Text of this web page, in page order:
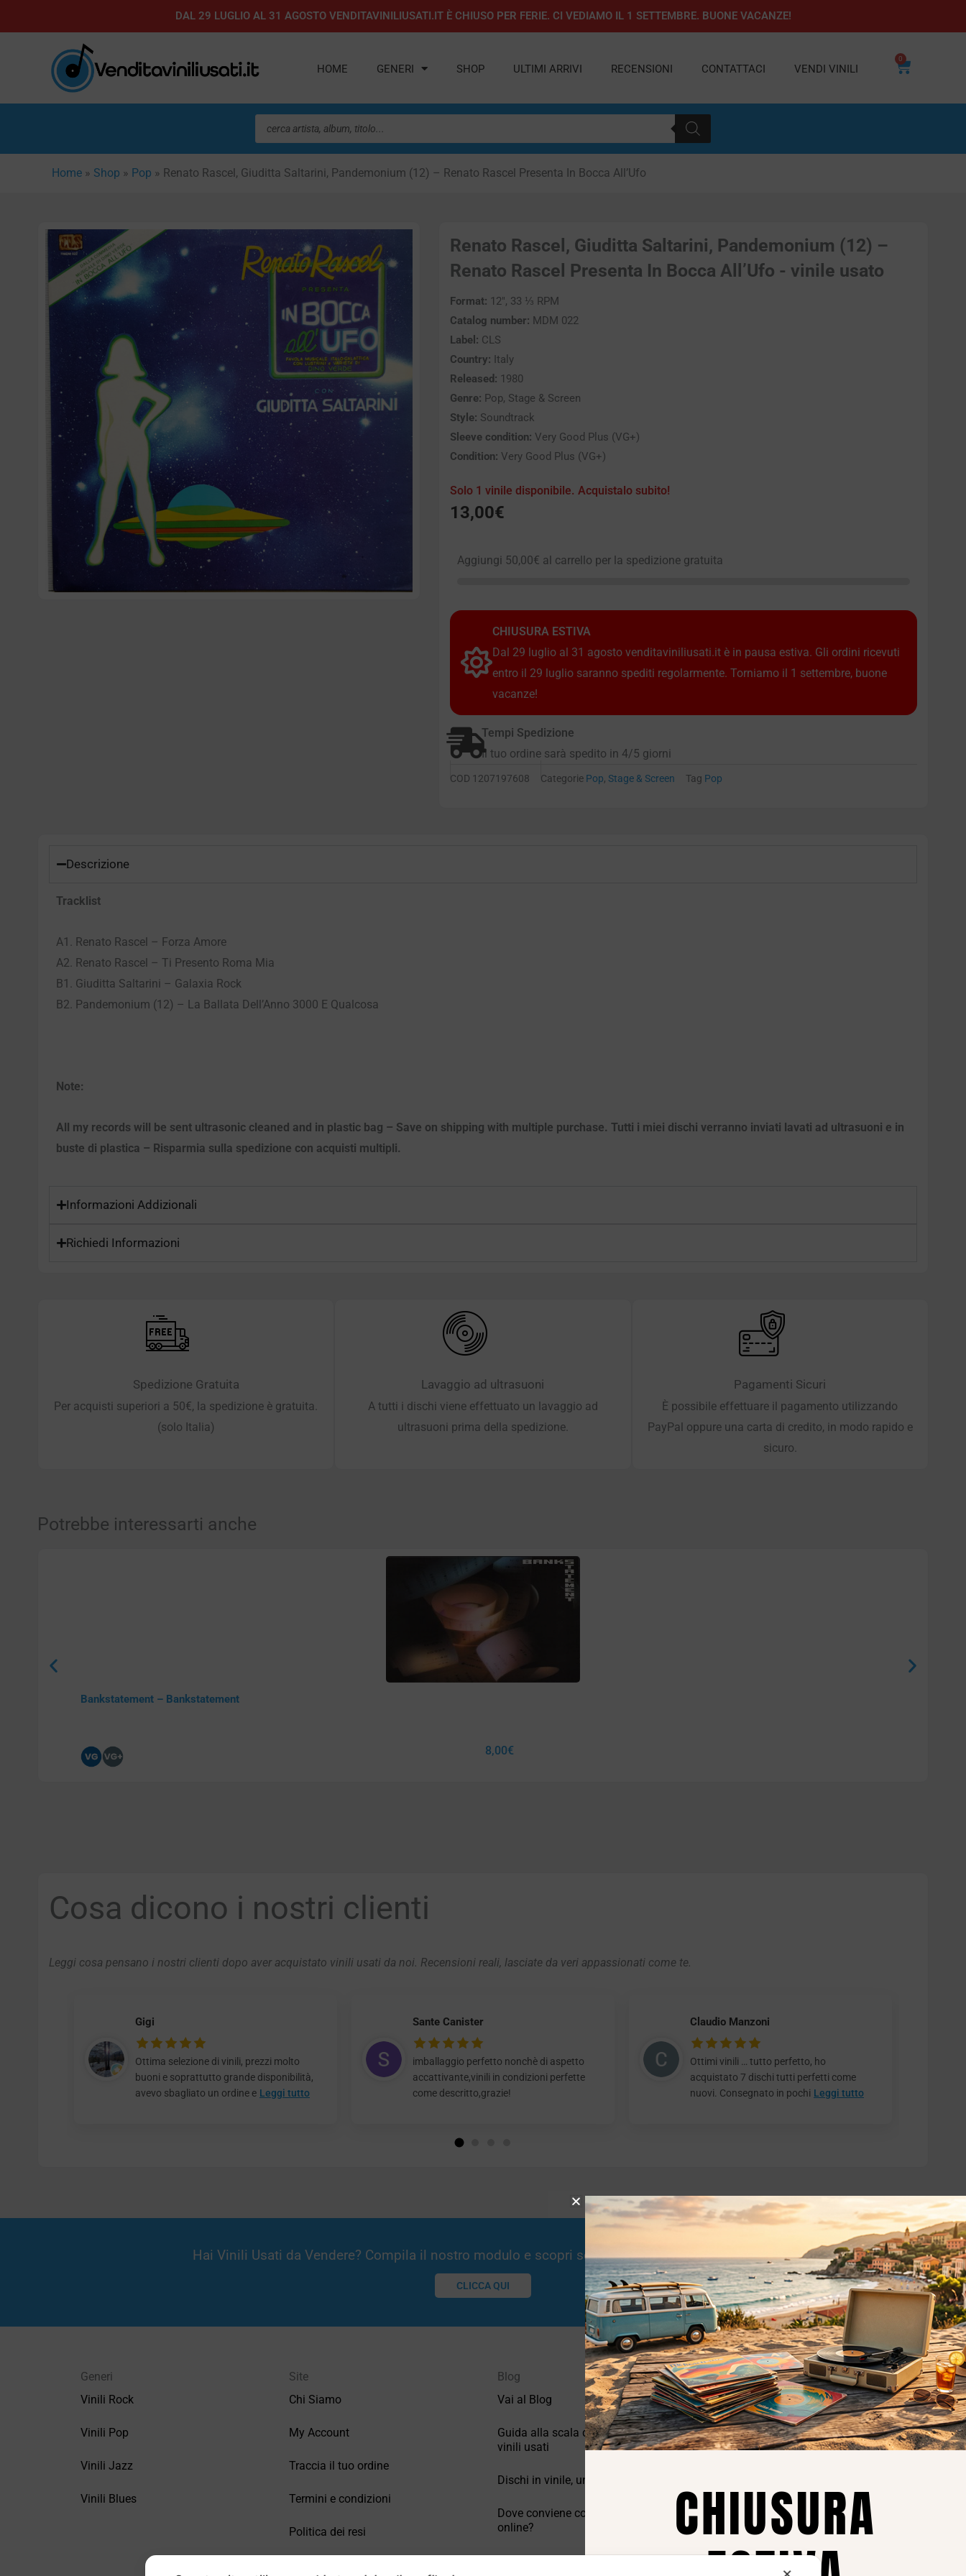
al
DAL 29 LUGLIO AL 31 AGOSTO VENDITAVINILIUSATI.IT È CHIUSO PER FERIE. CI VEDIAMO IL 1 SETTEMBRE. BUONE VACANZE!
HOME GENERI SHOP ULTIMI ARRIVI RECENSIONI CONTATTACI VENDI VINILI
0
Carrello
Ricerca
prodotti
Home » Shop » Pop » Renato Rascel, Giuditta Saltarini, Pandemonium (12) – Renato Rascel Presenta In Bocca All’Ufo
Renato Rascel, Giuditta Saltarini, Pandemonium (12) –
Renato Rascel Presenta In Bocca All’Ufo - vinile usato
Format: 12″, 33 ⅓ RPM
Catalog number: MDM 022
Label: CLS
Country: Italy
Released: 1980
Genre: Pop, Stage & Screen
Style: Soundtrack
Sleeve condition: Very Good Plus (VG+)
Condition: Very Good Plus (VG+)
Solo 1 vinile disponibile. Acquistalo subito!
13,00€
Aggiungi 50,00€ al carrello per la spedizione gratuita
CHIUSURA ESTIVA
Dal 29 luglio al 31 agosto venditaviniliusati.it è in pausa estiva. Gli ordini ricevuti
entro il 29 luglio saranno spediti regolarmente. Torniamo il 1 settembre, buone
vacanze!
Tempi Spedizione
Il tuo ordine sarà spedito in 4/5 giorni
COD 1207197608 Categorie Pop, Stage & Screen Tag Pop
Descrizione
Tracklist
A1. Renato Rascel – Forza Amore
A2. Renato Rascel – Ti Presento Roma Mia
B1. Giuditta Saltarini – Galaxia Rock
B2. Pandemonium (12) – La Ballata Dell’Anno 3000 E Qualcosa
Note:
All my records will be sent ultrasonic cleaned and in plastic bag – Save on shipping with multiple purchase. Tutti i miei dischi verranno inviati lavati ad ultrasuoni e in
buste di plastica – Risparmia sulla spedizione con acquisti multipli.
Informazioni Addizionali
Richiedi Informazioni
Spedizione Gratuita
Per acquisti superiori a 50€, la spedizione è gratuita.
(solo Italia)
Lavaggio ad ultrasuoni
A tutti i dischi viene effettuato un lavaggio ad
ultrasuoni prima della spedizione.
Pagamenti Sicuri
È possibile effettuare il pagamento utilizzando
PayPal oppure una carta di credito, in modo rapido e
sicuro.
Potrebbe interessarti anche
Bankstatement – Bankstatement
8,00€
Cosa dicono i nostri clienti
Leggi cosa pensano i nostri clienti dopo aver acquistato vinili usati da noi. Recensioni reali, lasciate da veri appassionati come te.
Gigi
Ottima selezione di vinili, prezzi molto
buoni e soprattutto grande disponibilità,
avevo sbagliato un ordine e Leggi tutto
Sante Canister
imballaggio perfetto nonchè di aspetto
accattivante,vinili in condizioni perfette
come descritto,grazie!
Claudio Manzoni
Ottimi vinili … tutto perfetto, ho
acquistato 7 dischi tutti perfetti come
nuovi. Consegnato in pochi Leggi tutto
Hai Vinili Usati da Vendere? Compila il nostro modulo e scopri se potremmo essere interessati!
CLICCA QUI
Generi
Vinili Rock
Vinili Pop
Vinili Jazz
Vinili Blues
Site
Chi Siamo
My Account
Traccia il tuo ordine
Termini e condizioni
Politica dei resi
Blog
Vai al Blog
Guida alla scala di valutazione dei
vinili usati
Dischi in vinile, un po’ di storia.
Dove conviene comprare vinili
online?
Privacy
Privacy Policy
Cookie Policy (UE)
CHIUSURA